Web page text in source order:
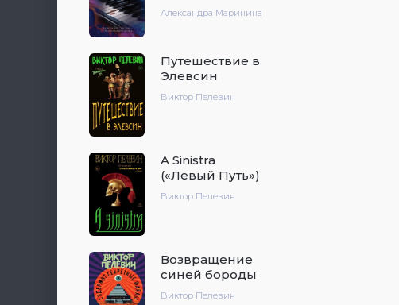
Александра Маринина
Путешествие в
Элевсин
Виктор Пелевин
A Sinistra
(«Левый Путь»)
Виктор Пелевин
Возвращение
синей бороды
Виктор Пелевин